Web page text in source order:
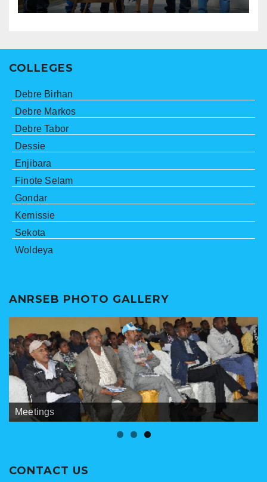
COLLEGES
Debre Birhan
Debre Markos
Debre Tabor
Dessie
Enjibara
Finote Selam
Gondar
Kemissie
Sekota
Woldeya
ANRSEB PHOTO GALLERY
ANRSEB Photo Gallery
Banners
Meetings
CONTACT US